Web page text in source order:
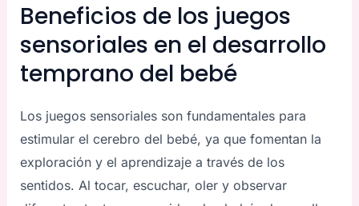
Beneficios de los juegos
sensoriales en el desarrollo
temprano del bebé
Los juegos sensoriales son fundamentales para
estimular el cerebro del bebé, ya que fomentan la
exploración y el aprendizaje a través de los
sentidos. Al tocar, escuchar, oler y observar